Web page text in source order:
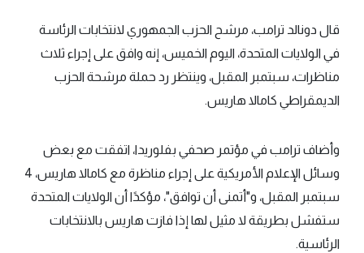
قال دونالد ترامب، مرشح الحزب الجمهوري لانتخابات الرئاسة
في الولايات المتحدة، اليوم الخميس، إنه وافق على إجراء ثلاث
مناظرات، سبتمبر المقبل، وينتظر رد حملة مرشحة الحزب
الديمقراطي كامالا هاريس.
وأضاف ترامب في مؤتمر صحفي بفلوريدا، اتفقت مع بعض
وسائل الإعلام الأمريكية على إجراء مناظرة مع كامالا هاريس، 4
سبتمبر المقبل، و"أتمنى أن توافق"، مؤكدًا أن الولايات المتحدة
ستفشل بطريقة لا مثيل لها إذا فازت هاريس بالانتخابات
الرئاسية.